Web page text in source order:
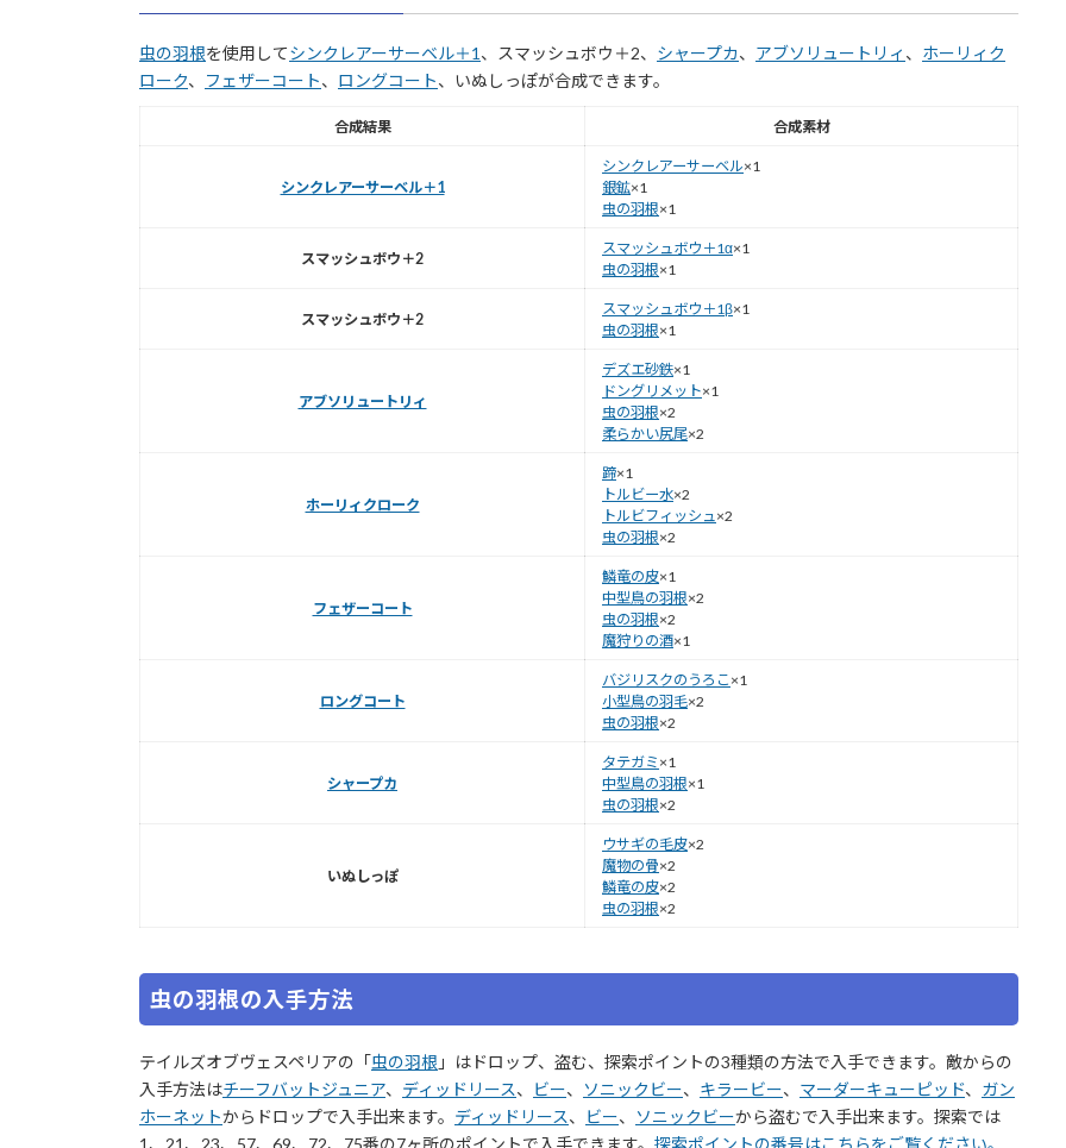
虫の羽根を使用してシンクレアーサーベル＋1、スマッシュボウ＋2、 シャープカ、 アブソリュートリィ 、 ホーリィク
ローク、 フェザーコート、 ロングコート、いぬしっぽが合成できます。
合成結果 合成素材
シンクレアーサーベル＋1
シンクレアーサーベル×1
銀鉱×1
虫の羽根×1
スマッシュボウ＋2
スマッシュボウ＋1α×1
虫の羽根×1
スマッシュボウ＋2
スマッシュボウ＋1β×1
虫の羽根×1
アブソリュートリィ
デズエ砂鉄×1
ドングリメット×1
虫の羽根×2
柔らかい尻尾×2
ホーリィクローク
蹄×1
トルビー水×2
トルビフィッシュ×2
虫の羽根×2
フェザーコート
鱗竜の皮×1
中型鳥の羽根×2
虫の羽根×2
魔狩りの酒×1
ロングコート
バジリスクのうろこ ×1
小型鳥の羽毛×2
虫の羽根×2
シャープカ
タテガミ ×1
中型鳥の羽根×1
虫の羽根×2
いぬしっぽ
ウサギの毛皮×2
魔物の骨×2
鱗竜の皮×2
虫の羽根×2
虫の羽根の入手方法
テイルズオブヴェスペリアの「虫の羽根 」はドロップ、盗む、探索ポイントの3種類の方法で入手できます。敵からの
入手方法はチーフバットジュニア、 ディッドリース、 ビー、 ソニックビー、 キラービー、 マーダーキューピッド、 ガン
ホーネットからドロップで入手出来ます。 ディッドリース、 ビー、 ソニックビーから盗むで入手出来ます。探索では
1、21、23、57、69、72、75番の7ヶ所のポイントで入手できます。 探索ポイントの番号はこちらをご覧ください。